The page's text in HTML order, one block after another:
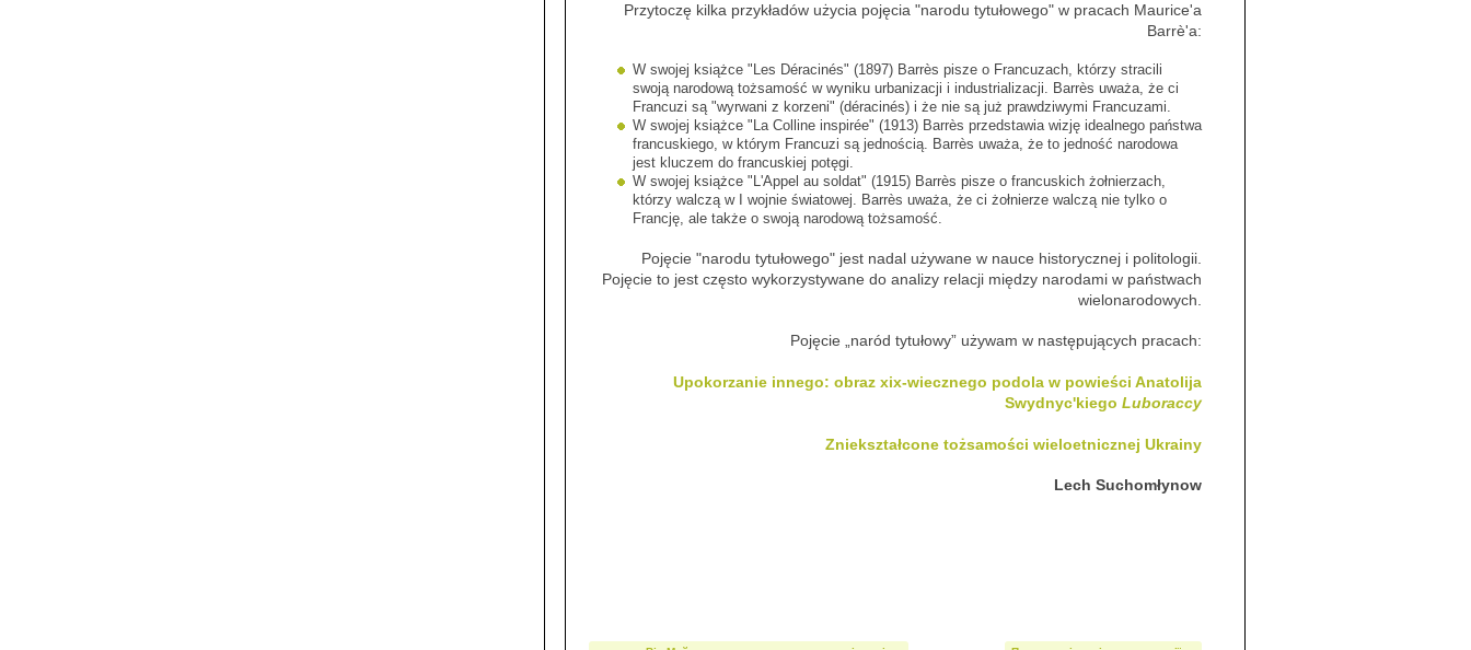
Przytoczę kilka przykładów użycia pojęcia "narodu tytułowego" w pracach Maurice'a
Barrè'a:
W swojej książce "Les Déracinés" (1897) Barrès pisze o Francuzach, którzy stracili
swoją narodową tożsamość w wyniku urbanizacji i industrializacji. Barrès uważa, że ci
Francuzi są "wyrwani z korzeni" (déracinés) i że nie są już prawdziwymi Francuzami.
W swojej książce "La Colline inspirée" (1913) Barrès przedstawia wizję idealnego państwa
francuskiego, w którym Francuzi są jednością. Barrès uważa, że to jedność narodowa
jest kluczem do francuskiej potęgi.
W swojej książce "L'Appel au soldat" (1915) Barrès pisze o francuskich żołnierzach,
którzy walczą w I wojnie światowej. Barrès uważa, że ci żołnierze walczą nie tylko o
Francję, ale także o swoją narodową tożsamość.
Pojęcie "narodu tytułowego" jest nadal używane w nauce historycznej i politologii.
Pojęcie to jest często wykorzystywane do analizy relacji między narodami w państwach
wielonarodowych.
Pojęcie „naród tytułowy” używam w następujących pracach:
Upokorzanie innego: obraz xix-wiecznego podola w powieści Anatolija
Swydnyc'kiego Luboraccy
Zniekształcone tożsamości wieloetnicznej Ukrainy
Lech Suchomłynow